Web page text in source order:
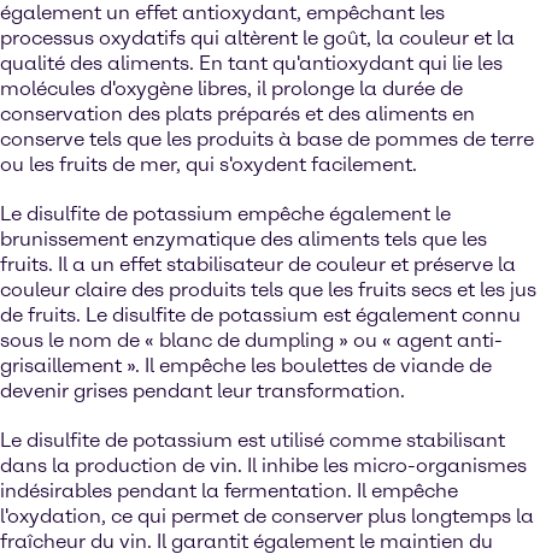
également un effet antioxydant, empêchant les
processus oxydatifs qui altèrent le goût, la couleur et la
qualité des aliments. En tant qu'antioxydant qui lie les
molécules d'oxygène libres, il prolonge la durée de
conservation des plats préparés et des aliments en
conserve tels que les produits à base de pommes de terre
ou les fruits de mer, qui s'oxydent facilement.
Le disulfite de potassium empêche également le
brunissement enzymatique des aliments tels que les
fruits. Il a un effet stabilisateur de couleur et préserve la
couleur claire des produits tels que les fruits secs et les jus
de fruits. Le disulfite de potassium est également connu
sous le nom de « blanc de dumpling » ou « agent anti-
grisaillement ». Il empêche les boulettes de viande de
devenir grises pendant leur transformation.
Le disulfite de potassium est utilisé comme stabilisant
dans la production de vin. Il inhibe les micro-organismes
indésirables pendant la fermentation. Il empêche
l'oxydation, ce qui permet de conserver plus longtemps la
fraîcheur du vin. Il garantit également le maintien du